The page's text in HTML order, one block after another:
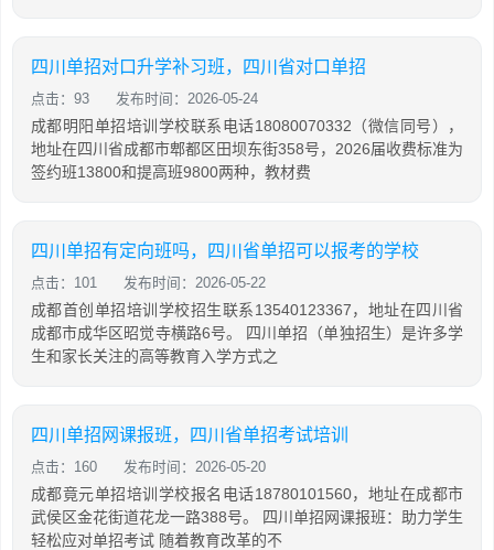
四川单招对口升学补习班，四川省对口单招
点击：93 发布时间：2026-05-24
成都明阳单招培训学校联系电话18080070332（微信同号），
地址在四川省成都市郫都区田坝东街358号，2026届收费标准为
签约班13800和提高班9800两种，教材费
四川单招有定向班吗，四川省单招可以报考的学校
点击：101 发布时间：2026-05-22
成都首创单招培训学校招生联系13540123367，地址在四川省
成都市成华区昭觉寺横路6号。 四川单招（单独招生）是许多学
生和家长关注的高等教育入学方式之
四川单招网课报班，四川省单招考试培训
点击：160 发布时间：2026-05-20
成都竟元单招培训学校报名电话18780101560，地址在成都市
武侯区金花街道花龙一路388号。 四川单招网课报班：助力学生
轻松应对单招考试 随着教育改革的不